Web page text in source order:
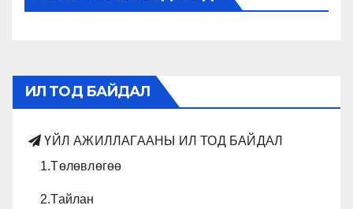
ИЛ ТОД БАЙДАЛ
ҮЙЛ АЖИЛЛАГААНЫ ИЛ ТОД БАЙДАЛ
1.Төлөвлөгөө
2.Тайлан